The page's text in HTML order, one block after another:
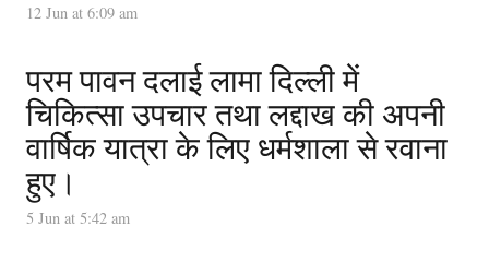
12 Jun at 6:09 am
परम पावन दलाई लामा दिल्ली में
चिकित्सा उपचार तथा लद्दाख की अपनी
वार्षिक यात्रा के लिए धर्मशाला से रवाना
हुए।
5 Jun at 5:42 am